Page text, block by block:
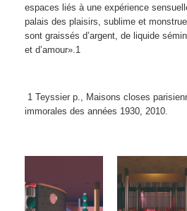
espaces liés à une expérience
palais des plaisirs, sublime et
sont graissés d’argent, de liquide
et d’amour».1
1 Teyssier p., Maisons closes
immorales des années 1930, 2010.